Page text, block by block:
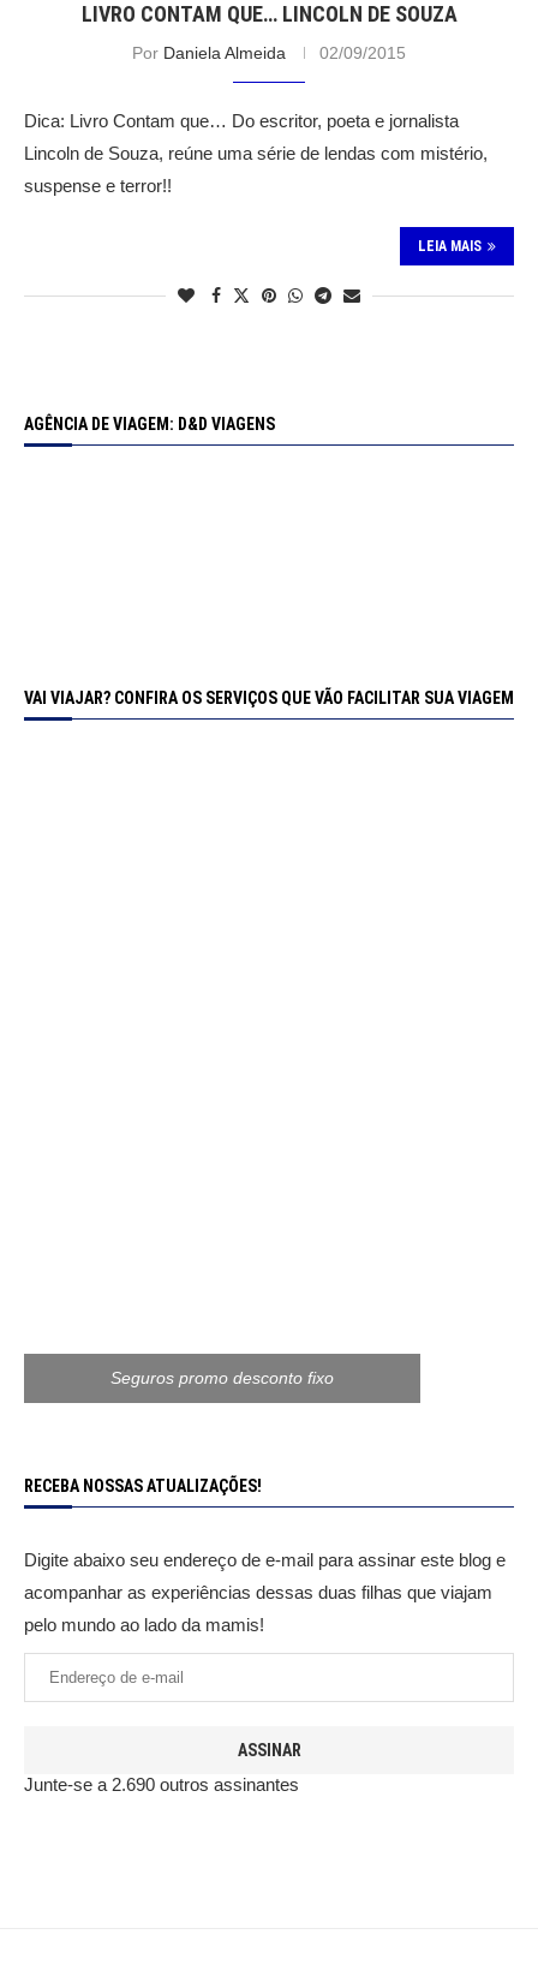
LIVRO CONTAM QUE… LINCOLN DE SOUZA
Por Daniela Almeida 02/09/2015
Dica: Livro Contam que… Do escritor, poeta e jornalista
Lincoln de Souza, reúne uma série de lendas com mistério,
suspense e terror!!
LEIA MAIS
AGÊNCIA DE VIAGEM: D&D VIAGENS
VAI VIAJAR? CONFIRA OS SERVIÇOS QUE VÃO FACILITAR SUA VIAGEM
Seguros promo desconto fixo
RECEBA NOSSAS ATUALIZAÇÕES!
Digite abaixo seu endereço de e-mail para assinar este blog e
acompanhar as experiências dessas duas filhas que viajam
pelo mundo ao lado da mamis!
ASSINAR
Junte-se a 2.690 outros assinantes